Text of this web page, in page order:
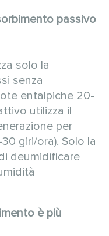
passivo
solo la
senza
entalpiche 20-
utilizza il
per
giri/ora). Solo la
deumidificare
è più